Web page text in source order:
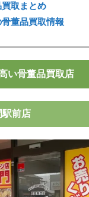
取まとめ
董品買取情報
い骨董品買取店
駅前店